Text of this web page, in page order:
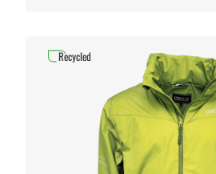
Recycled